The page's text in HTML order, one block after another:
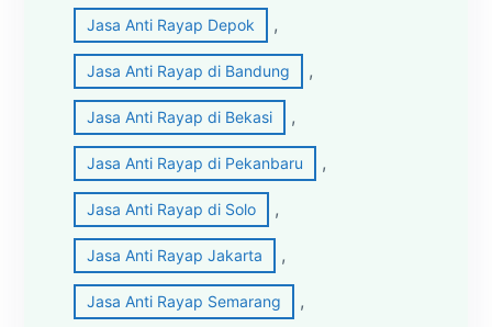
Jasa Anti Rayap Depok ,
Jasa Anti Rayap di Bandung ,
Jasa Anti Rayap di Bekasi ,
Jasa Anti Rayap di Pekanbaru ,
Jasa Anti Rayap di Solo ,
Jasa Anti Rayap Jakarta ,
Jasa Anti Rayap Semarang ,